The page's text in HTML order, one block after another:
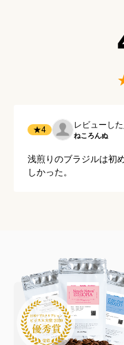
★4 レビューし
ねころんぬ
浅煎りのブラジルは初
しかった。